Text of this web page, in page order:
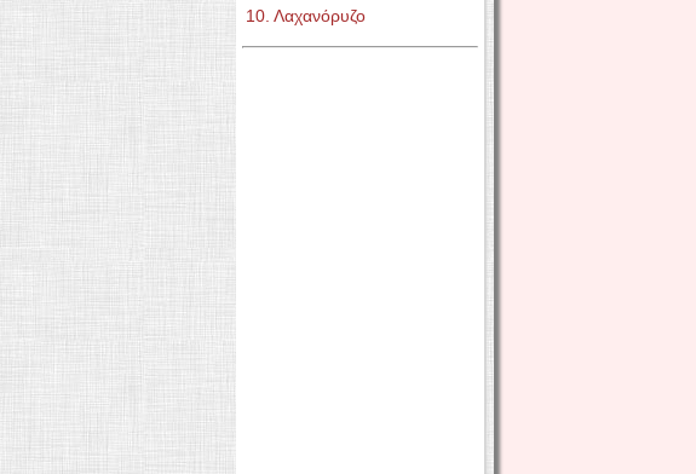
10. Λαχανόρυζο